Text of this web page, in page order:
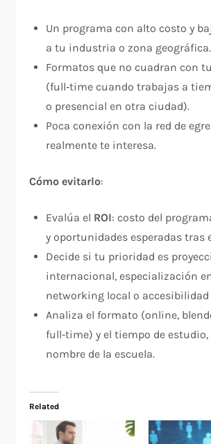
Un programa con alto costo y
a tu industria o zona geográfica.
Formatos que no cuadran con
(full‑time cuando trabajas a
o presencial en otra ciudad).
Poca conexión con la red de
realmente te interesa.
Cómo evitarlo:
Evalúa el ROI: costo del
y oportunidades esperadas tras
Decide si tu prioridad es
internacional, especialización
networking local o accesibilidad
Analiza el formato (online,
full‑time) y el tiempo de estudio,
nombre de la escuela.
Related